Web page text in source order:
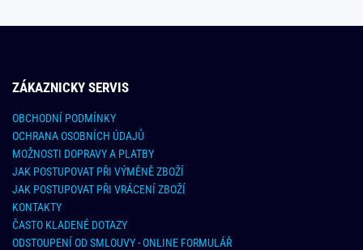
ZÁKAZNICKY SERVIS
OBCHODNÍ PODMÍNKY
OCHRANA OSOBNÍCH ÚDAJŮ
MOŽNOSTI DOPRAVY A PLATBY
JAK POSTUPOVAT PŘI VÝMĚNĚ ZBOŽÍ
JAK POSTUPOVAT PŘI VRÁCENÍ ZBOŽÍ
KONTAKTY
ČASTO KLADENÉ DOTAZY
ODSTOUPENÍ OD SMLOUVY - ONLINE FORMULÁŘ